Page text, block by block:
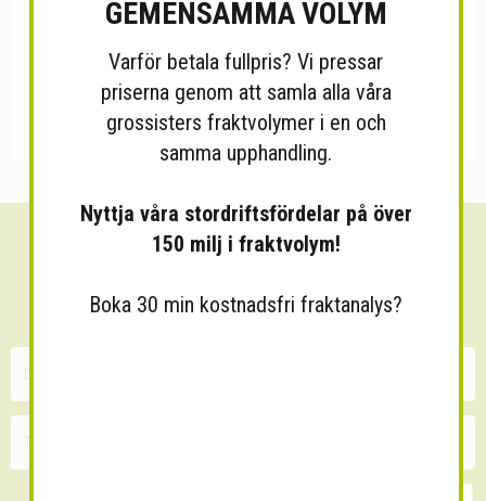
Sänk dina fraktkostnader!
30 minuters kostnadsfri konsultation
GEMENSAMMA VOLYM
Varför betala fullpris? Vi pressar
priserna genom att samla alla våra
grossisters fraktvolymer i en och
samma upphandling.
Nyttja våra stordriftsfördelar på över
150 milj i fraktvolym!
Boka 30 min kostnadsfri fraktanalys?